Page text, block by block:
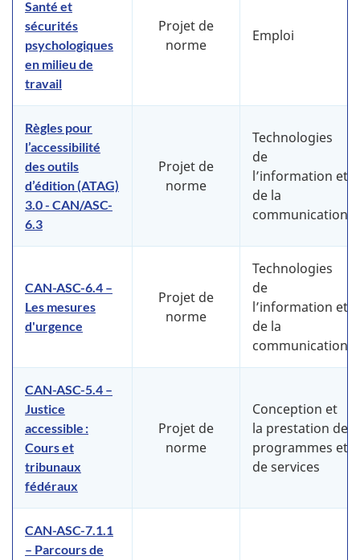
Santé et
sécurités
psychologiques
en milieu de
travail
Projet de
norme
Emploi
Règles pour
l’accessibilité
des outils
d’édition (ATAG)
3.0 - CAN/ASC-
6.3
Projet de
norme
Technologies
de
l’information et
de la
communication
CAN-ASC-6.4 –
Les mesures
d'urgence
Projet de
norme
Technologies
de
l’information et
de la
communication
CAN-ASC-5.4 –
Justice
accessible :
Cours et
tribunaux
fédéraux
Projet de
norme
Conception et
la prestation de
programmes et
de services
CAN-ASC-7.1.1
– Parcours de